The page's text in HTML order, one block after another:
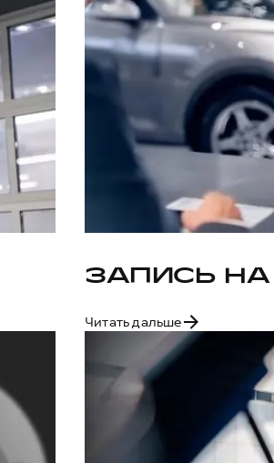
ЗАПИСЬ
Читать дальше